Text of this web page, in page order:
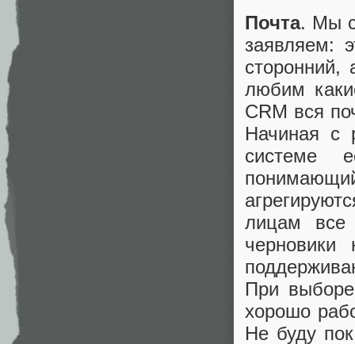
Почта. Мы с
заявляем:
любим
CRM вся
Начиная с
системе
лицам все
При выборе
хорошо
Не буду